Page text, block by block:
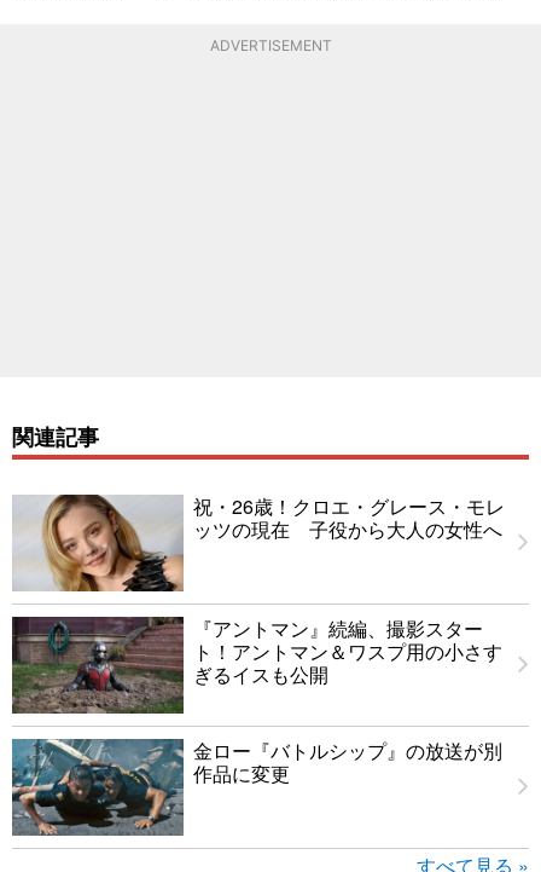
ADVERTISEMENT
関連記事
祝・26歳！クロエ・グレース・モレ
ッツの現在 子役から大人の女性へ
『アントマン』続編、撮影スター
ト！アントマン＆ワスプ用の小さす
ぎるイスも公開
金ロー『バトルシップ』の放送が別
作品に変更
すべて見る »